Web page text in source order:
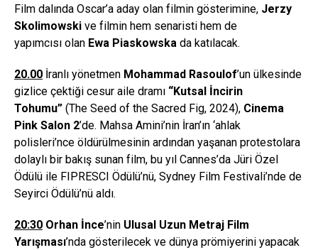
Film dalında Oscar’a aday olan filmin gösterimine, Jerzy
Skolimowski ve filmin hem senaristi hem de
yapımcısı olan Ewa Piaskowska da katılacak.
20.00 İranlı yönetmen Mohammad Rasoulof’un ülkesinde
gizlice çektiği cesur aile dramı “Kutsal İncirin
Tohumu” (The Seed of the Sacred Fig, 2024), Cinema
Pink Salon 2’de. Mahsa Amini’nin İran’ın ‘ahlak
polisleri’nce öldürülmesinin ardından yaşanan protestolara
dolaylı bir bakış sunan film, bu yıl Cannes’da Jüri Özel
Ödülü ile FIPRESCI Ödülü’nü, Sydney Film Festivali’nde de
Seyirci Ödülü’nü aldı.
20:30 Orhan İnce’nin Ulusal Uzun Metraj Film
Yarışması’nda gösterilecek ve dünya prömiyerini yapacak